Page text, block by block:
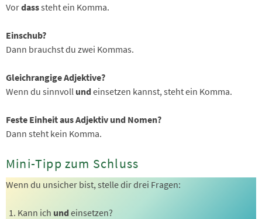
Vordasssteht ein Komma.
Einschub?
Dann brauchst du zwei Kommas.
Gleichrangige Adjektive?
Wenn du sinnvoll undeinsetzen kannst, steht ein Komma.
Feste Einheit aus Adjektiv und Nomen?
Dann steht kein Komma.
Mini-Tipp zum Schluss
Wenn du unsicher bist, stelle dir drei Fragen:
Kann ich und einsetzen?